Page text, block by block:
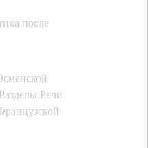
после
Речи